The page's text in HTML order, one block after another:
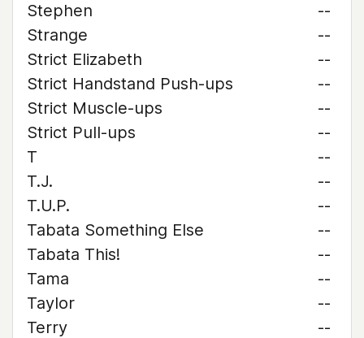
Stephen
--
Strange
--
Strict Elizabeth
--
Strict Handstand Push-ups
--
Strict Muscle-ups
--
Strict Pull-ups
--
T
--
T.J.
--
T.U.P.
--
Tabata Something Else
--
Tabata This!
--
Tama
--
Taylor
--
Terry
--